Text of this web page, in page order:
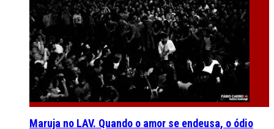
Maruja no LAV. Quando o amor se endeusa, o ódio